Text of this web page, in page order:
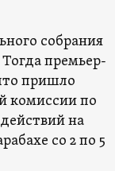
собрания
премьер-
пришло
комиссии по
на
со 2 по 5